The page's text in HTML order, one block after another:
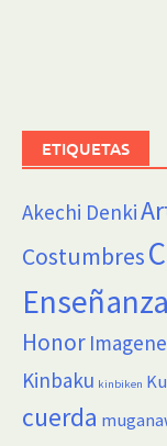
ETIQUETAS
Akechi Denki
Costumbres
Enseñanza
Honor
Kinbaku kinbiken
cuerda